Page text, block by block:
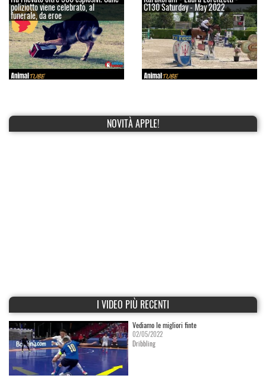
poliziotto viene celebrato, al
funerale, da eroe
C130 Saturday - May 2022
NOVITÀ APPLE!
I VIDEO PIÙ RECENTI
Vediamo le migliori finte
02/05/2022
Dribbling